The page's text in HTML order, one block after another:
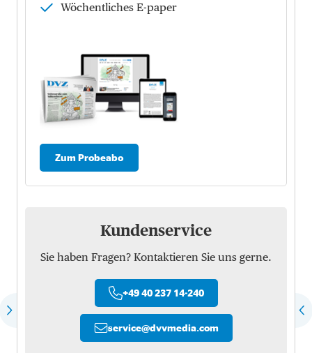
Wöchentliches E-paper
Zum Probeabo
Kundenservice
Sie haben Fragen? Kontaktieren Sie uns gerne.
+49 40 237 14-240
service@dvvmedia.com